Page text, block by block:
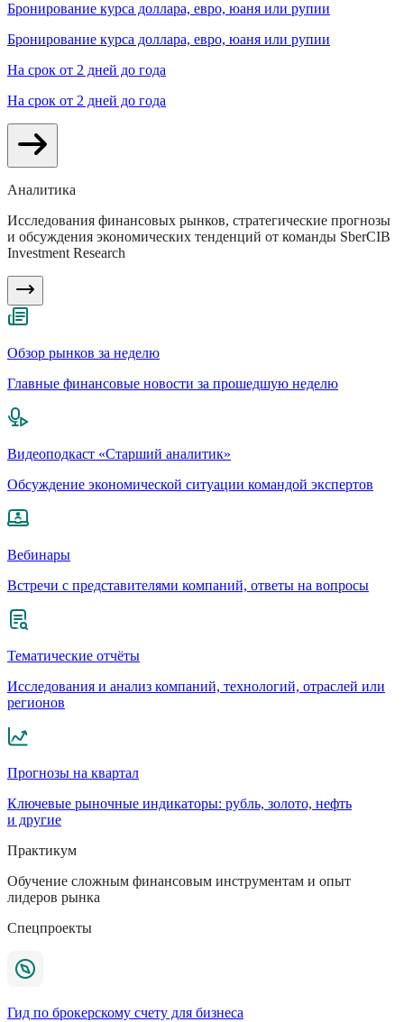
Бронирование курса доллара, евро, юаня или рупии
Бронирование курса доллара, евро, юаня или рупии
На срок от 2 дней до года
На срок от 2 дней до года
Аналитика
Исследования финансовых рынков, стратегические прогнозы
и обсуждения экономических тенденций от команды SberCIB
Investment Research
Обзор рынков за неделю
Главные финансовые новости за прошедшую неделю
Видеоподкаст «Старший аналитик»
Обсуждение экономической ситуации командой экспертов
Вебинары
Встречи с представителями компаний, ответы на вопросы
Тематические отчёты
Исследования и анализ компаний, технологий, отраслей или
регионов
Прогнозы на квартал
Ключевые рыночные индикаторы: рубль, золото, нефть
и другие
Практикум
Обучение сложным финансовым инструментам и опыт
лидеров рынка
Спецпроекты
Гид по брокерскому счету для бизнеса